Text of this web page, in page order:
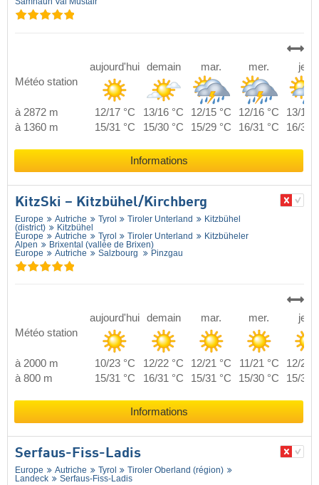
Météo station
aujourd'hui demain mar. mer. jeu.
à 2872 m 12/17 °C 13/16 °C 12/15 °C 12/16 °C
13/16
à 1360 m
15/31 °C 15/30 °C 15/29 °C 16/31 °C 16/30
Informations
KitzSki – Kitzbühel/​Kirchberg
Europe Autriche Tyrol Tiroler Unterland
Kitzbühel
(district)
Kitzbühel
Europe
Autriche Tyrol Tiroler Unterland
Kitzbüheler
Alpen
Brixental (vallée de Brixen)
Europe
Autriche Salzbourg Pinzgau
Météo station
aujourd'hui demain mar. mer. jeu.
à 2000 m 10/23 °C 12/22 °C 12/21 °C 11/21 °C
12/21
à 800 m
15/31 °C 16/31 °C 15/31 °C 15/30 °C 15/31
Informations
Serfaus-Fiss-Ladis
Europe Autriche Tyrol
Tiroler Oberland (région)
Landeck
Serfaus-Fiss-Ladis